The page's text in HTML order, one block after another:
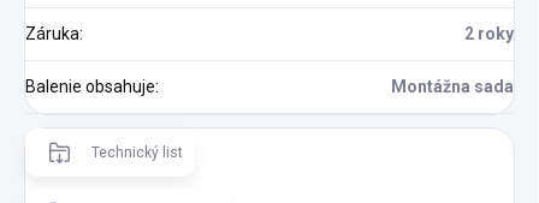
Záruka: 2 roky
Balenie obsahuje: Montážna sada
Technický list